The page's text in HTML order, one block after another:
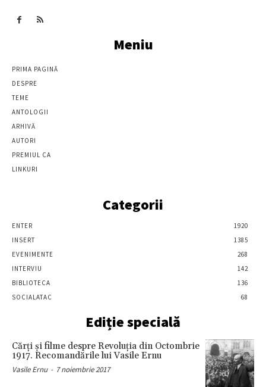
Meniu
PRIMA PAGINĂ
DESPRE
TEME
ANTOLOGII
ARHIVĂ
AUTORI
PREMIUL CA
LINKURI
Categorii
ENTER
1920
INSERT
1385
EVENIMENTE
268
INTERVIU
142
BIBLIOTECA
136
SOCIALATAC
68
Ediție specială
Cărţi şi filme despre Revoluţia din Octombrie
1917. Recomandările lui Vasile Ernu
Vasile Ernu - 7 noiembrie 2017